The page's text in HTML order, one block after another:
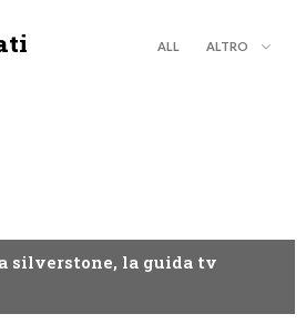
ALL ALTRO
silverstone, la guida tv